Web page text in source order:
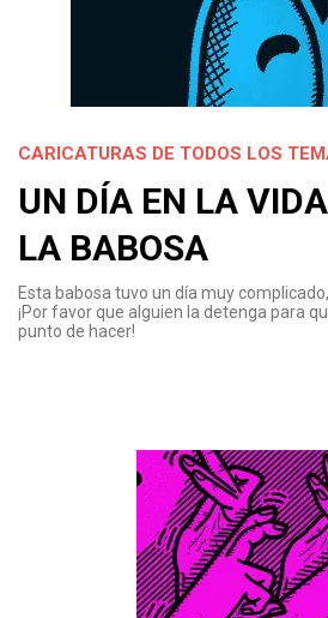
CARICATURAS DE TODOS LOS
UN DÍA EN LA
LA BABOSA
Esta babosa tuvo un día muy
¡Por favor que alguien la detenga para
punto de hacer!